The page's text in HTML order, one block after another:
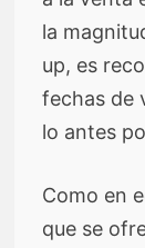
la
up, es
fechas de
lo antes
Como en
que se